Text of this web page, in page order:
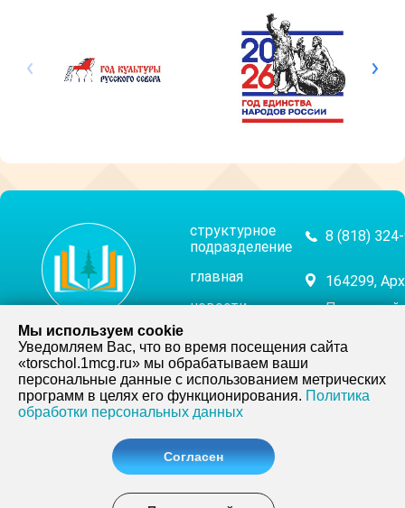
муниципальное
бюджетное
общеобразовательное
учреждение
«торосозерская
средняя школа»
структурное
подразделение
главная
новости
ученикам
фотогалерея
видео
история
школы
карта сайта
8 (818)
164299,
Плесецкий
Мы используем cookie
Уведомляем Вас, что во время посещения сайта
«torschol.1mcg.ru» мы обрабатываем ваши
персональные данные с использованием метрических
программ в целях его функционирования. Политика
обработки персональных данных
Согласен